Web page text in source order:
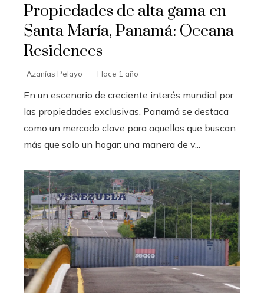
Propiedades de alta gama en
Santa María, Panamá: Oceana
Residences
Azanías Pelayo Hace 1 año
En un escenario de creciente interés mundial por
las propiedades exclusivas, Panamá se destaca
como un mercado clave para aquellos que buscan
más que solo un hogar: una manera de v...